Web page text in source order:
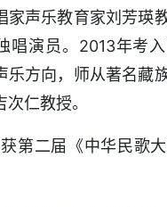
家声乐教育家刘芳瑛
唱演员。2013年考
乐方向，师从著名藏
仁教授。
第二届《中华民歌